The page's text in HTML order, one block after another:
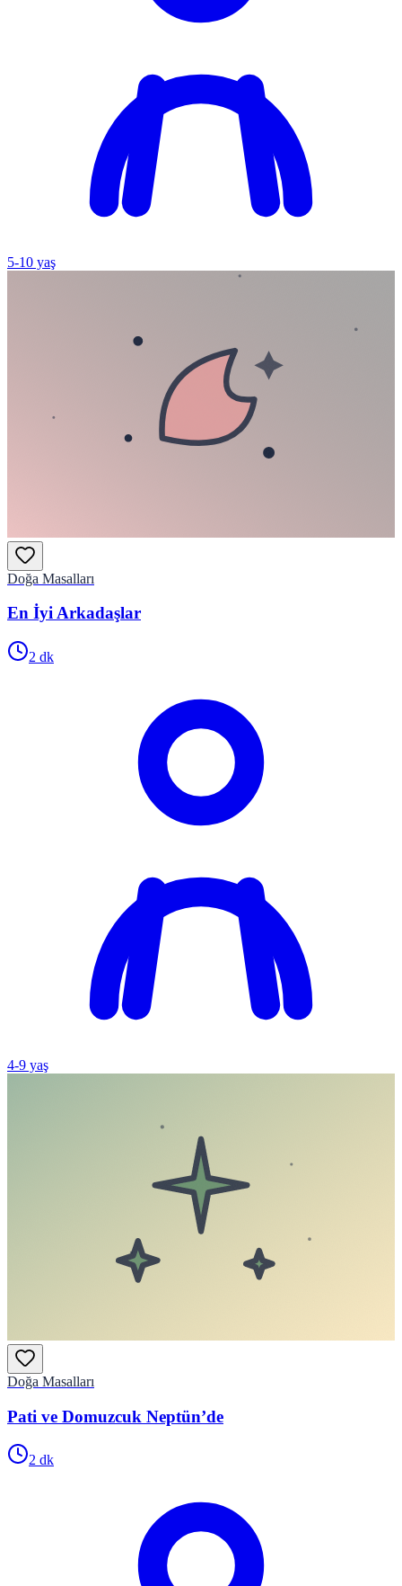
5-10 yaş
Doğa Masalları
En İyi Arkadaşlar
2 dk
4-9 yaş
Doğa Masalları
Pati ve Domuzcuk Neptün’de
2 dk